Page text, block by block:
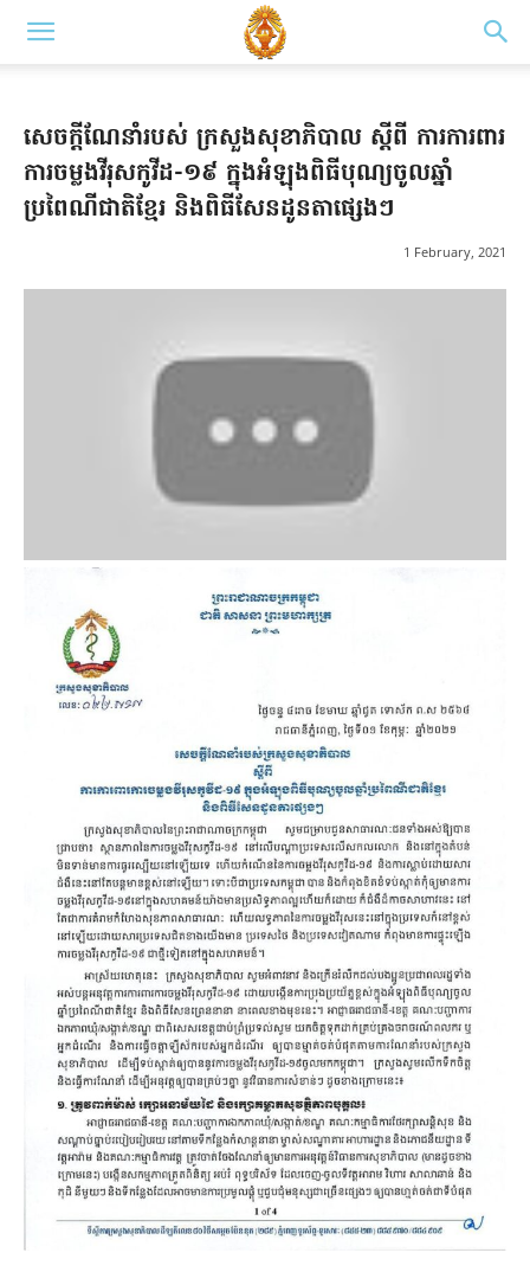
សេចក្តីណែនាំរបស់ ក្រសួងសុខាភិបាល ស្តីពី ការការពារ
ការចម្លងវីរុសកូវីដ-១៩ ក្នុងអំឡុងពិធីបុណ្យចូលឆ្នាំ
ប្រពៃណីជាតិខ្មែរ និងពិធីសែនដូនតាផ្សេងៗ
1 February, 2021